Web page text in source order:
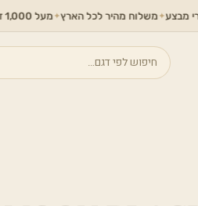
✦ משלוח מהיר לכל הארץ✦ מעל 1,000 דגמי שיש במלאי
Search